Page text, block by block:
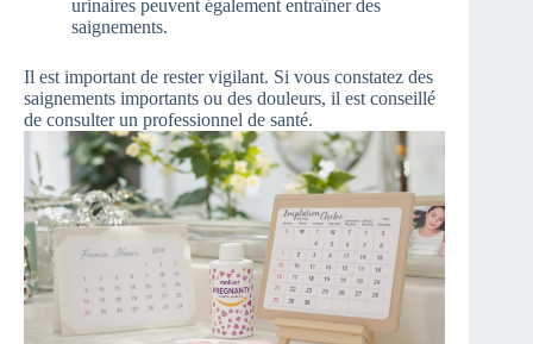
urinaires peuvent également entraîner des
saignements.
Il est important de rester vigilant. Si vous constatez des
saignements importants ou des douleurs, il est conseillé
de consulter un professionnel de santé.